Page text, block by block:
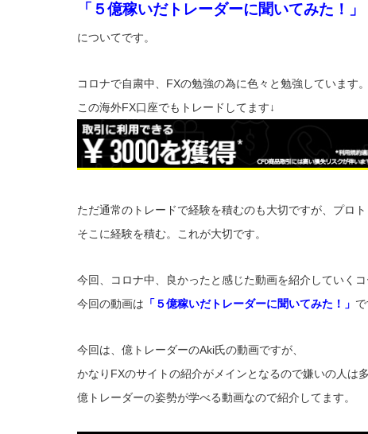
「５億稼いだトレーダーに聞いてみた！ 」
についてです。
コロナで自粛中、FXの勉強の為に色々と勉強しています。
この海外FX口座でもトレードしてます↓
ただ通常のトレードで経験を積むのも大切ですが、プロト
そこに経験を積む。これが大切です。
今回、コロナ中、良かったと感じた動画を紹介していくコ
今回の動画は 「５億稼いだトレーダーに聞いてみた！」 で
今回は、億トレーダーのAki氏の動画ですが、
かなりFXのサイトの紹介がメインとなるので嫌いの人は多
億トレーダーの姿勢が学べる動画なので紹介してます。